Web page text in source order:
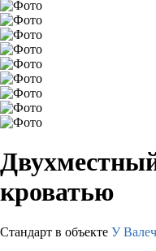
кроватью
Стандарт в объекте У